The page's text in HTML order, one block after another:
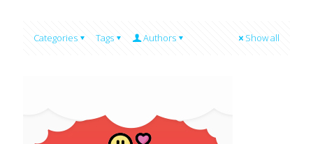
Categories Tags Authors Show all